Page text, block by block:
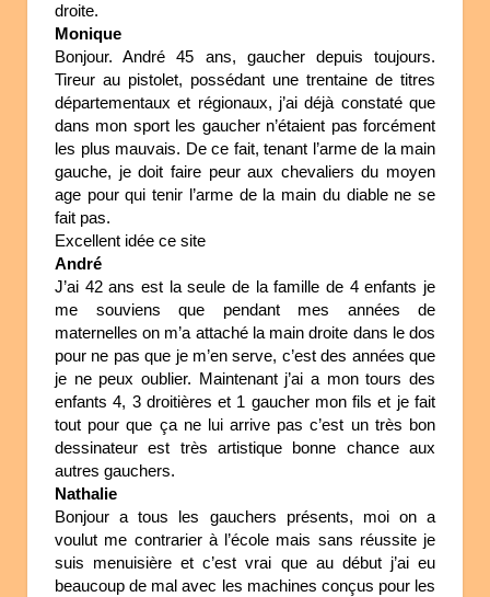
droite.
Monique
Bonjour. André 45 ans, gaucher depuis toujours.
Tireur au pistolet, possédant une trentaine de titres
départementaux et régionaux, j’ai déjà constaté que
dans mon sport les gaucher n’étaient pas forcément
les plus mauvais. De ce fait, tenant l’arme de la main
gauche, je doit faire peur aux chevaliers du moyen
age pour qui tenir l’arme de la main du diable ne se
fait pas.
Excellent idée ce site
André
J’ai 42 ans est la seule de la famille de 4 enfants je
me souviens que pendant mes années de
maternelles on m’a attaché la main droite dans le dos
pour ne pas que je m’en serve, c’est des années que
je ne peux oublier. Maintenant j’ai a mon tours des
enfants 4, 3 droitières et 1 gaucher mon fils et je fait
tout pour que ça ne lui arrive pas c’est un très bon
dessinateur est très artistique bonne chance aux
autres gauchers.
Nathalie
Bonjour a tous les gauchers présents, moi on a
voulut me contrarier à l’école mais sans réussite je
suis menuisière et c’est vrai que au début j’ai eu
beaucoup de mal avec les machines conçus pour les